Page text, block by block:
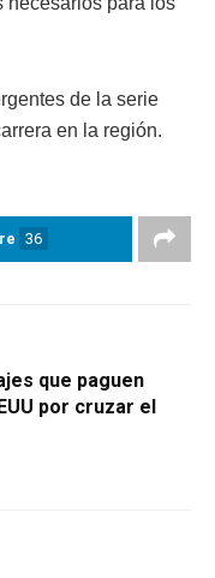
de la serie
en la región.
36
que paguen
por cruzar el